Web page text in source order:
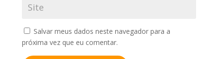
Salvar meus dados neste navegador para a
próxima vez que eu comentar.